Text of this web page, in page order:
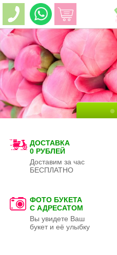
ДОСТАВКА
0 РУБЛЕЙ
Доставим за час
БЕСПЛАТНО
ФОТО БУКЕТА
С АДРЕСАТОМ
Вы увидете Ваш
букет и её улыбку